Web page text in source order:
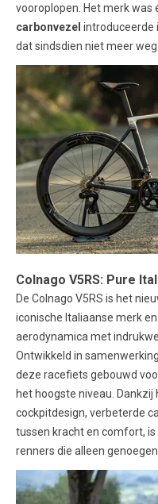
vooroplopen. Het merk was
carbonvezel introduceerde
dat sindsdien niet meer
Colnago V5RS: Pure
De Colnago V5RS is het
iconische Italiaanse merk
aerodynamica met
Ontwikkeld in
deze racefiets gebouwd
het hoogste niveau.
cockpitdesign, verbeterde
tussen kracht en comfort,
renners die alleen